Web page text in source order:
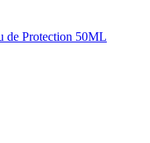
de Protection 50ML